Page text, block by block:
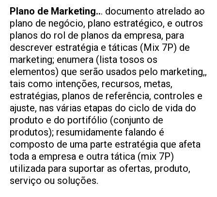
Plano de Marketing... documento atrelado ao
plano de negócio, plano estratégico, e outros
planos do rol de planos da empresa, para
descrever estratégia e táticas (Mix 7P) de
marketing; enumera (lista tosos os
elementos) que serão usados pelo marketing,,
tais como intenções, recursos, metas,
estratégias, planos de referência, controles e
ajuste, nas várias etapas do ciclo de vida do
produto e do portifólio (conjunto de
produtos); resumidamente falando é
composto de uma parte estratégia que afeta
toda a empresa e outra tática (mix 7P)
utilizada para suportar as ofertas, produto,
serviço ou soluções.